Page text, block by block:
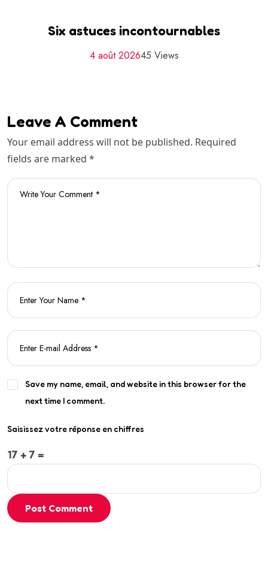
Six astuces incontournables
4 août 202645 Views
Leave A Comment
Your email address will not be published. Required
fields are marked *
Save my name, email, and website in this browser for the
next time I comment.
Saisissez votre réponse en chiffres
17 + 7 =
Post Comment